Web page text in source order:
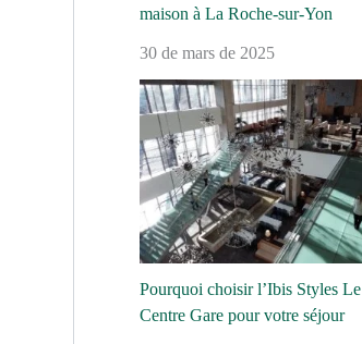
maison à La Roche-sur-Yon
30 de mars de 2025
Pourquoi choisir l’Ibis Styles
Centre Gare pour votre séjour